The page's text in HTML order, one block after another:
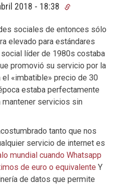
2018 - 18:38
sociales de entonces sólo
elevado para estándares
líder de 1980s costaba
promovió su servicio por la
el «imbatible» precio de 30
estaba perfectamente
servicios sin
tanto que nos
servicio de internet es
mundial cuando Whatsapp
de euro o equivalente Y
de datos que permite